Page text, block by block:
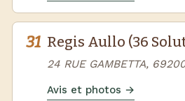
31 Regis Aullo (36
24 RUE GAMBETTA,
Avis et photos →